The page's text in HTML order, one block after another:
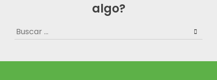
algo?
Buscar: